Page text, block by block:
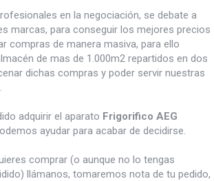
en la negociación, se debate a
marcas, para conseguir los mejores precios
compras de manera masiva, para ello
de mas de 1.000m2 repartidos en dos
dichas compras y poder servir nuestras
adquirir el aparato Frigorifico AEG
ayudar para acabar de decidirse.
comprar (o aunque no lo tengas
llámanos, tomaremos nota de tu pedido,